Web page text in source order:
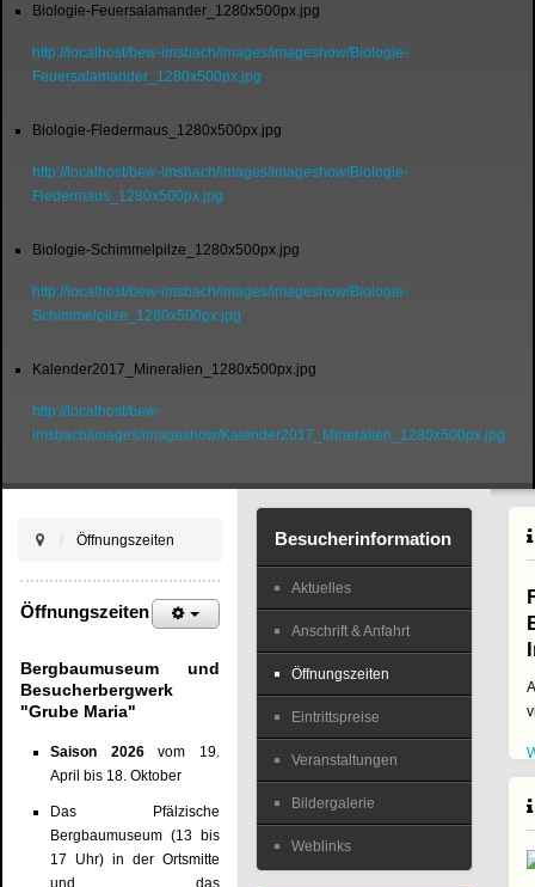
Biologie-Feuersalamander_1280x500px.jpg
http://localhost/bew-imsbach/images/imageshow/Biologie-
Feuersalamander_1280x500px.jpg
Biologie-Fledermaus_1280x500px.jpg
http://localhost/bew-imsbach/images/imageshow/Biologie-
Fledermaus_1280x500px.jpg
Biologie-Schimmelpilze_1280x500px.jpg
http://localhost/bew-imsbach/images/imageshow/Biologie-
Schimmelpilze_1280x500px.jpg
Kalender2017_Mineralien_1280x500px.jpg
http://localhost/bew-
imsbach/images/imageshow/Kalender2017_Mineralien_1280x500px.jpg
Öffnungszeiten
Öffnungszeiten
Bergbaumuseum und
Besucherbergwerk
"Grube Maria"
Saison 2026vom 19.
April bis 18. Oktober
Das Pfälzische
Bergbaumuseum (13 bis
17 Uhr) in der Ortsmitte
und das
Besucherinformation
Aktuelles
Anschrift & Anfahrt
Öffnungszeiten
Eintrittspreise
Veranstaltungen
Bildergalerie
Weblinks